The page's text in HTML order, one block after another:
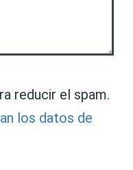
reducir el spam.
los datos de